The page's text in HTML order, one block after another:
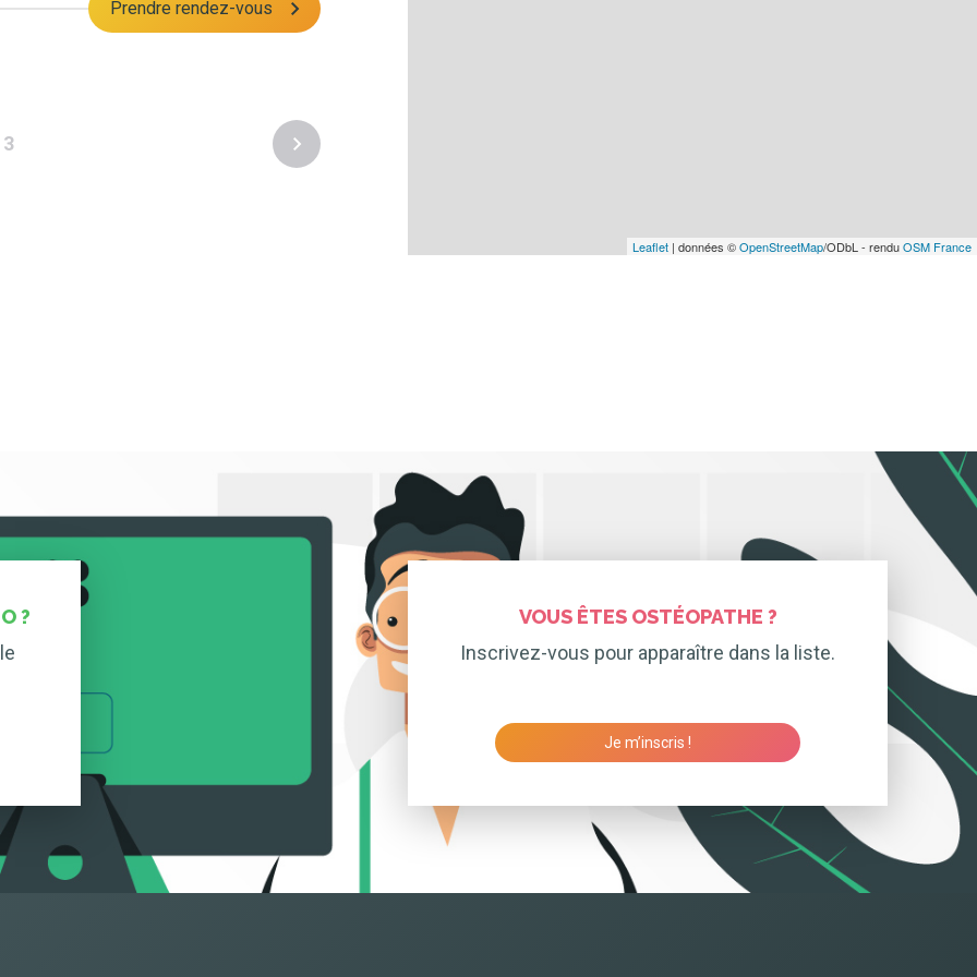
Prendre rendez-vous
3
Leaflet | données ©OpenStreetMap/ODbL - renduOSM France
?
VOUS ÊTES OSTÉOPATHE ?
Inscrivez-vous pour apparaître dans la liste.
Je m’inscris !